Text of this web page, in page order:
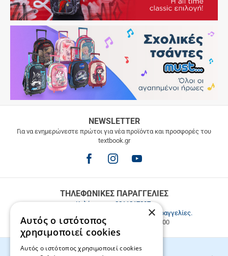
ΜΕΤΑΦΟΡΙΚΑ
άνω
NEWSLETTER
Για να ενημερώνεστε πρώτοι για νέα προϊόντα και προσφορές του
textbook.gr
ΤΗΛΕΦΩΝΙΚΕΣ ΠΑΡΑΓΓΕΛΙΕΣ
Καλέστε μας2811217297.
Εξυπηρέτηση πελατών & τηλεφωνικές παραγγελίες.
Δευ. - Παρ. 9:00-17:00, Σάβ. 9:00-15:00
×
Αυτός ο ιστότοπος
χρησιμοποιεί cookies
Αυτός ο ιστότοπος χρησιμοποιεί cookies